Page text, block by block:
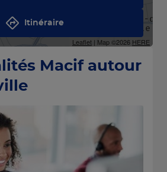
Leaflet | Map ©2026 HERE
Itinéraire
Macif autour